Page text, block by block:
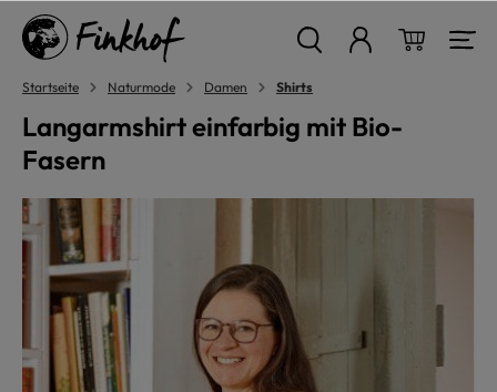
springen
Startseite Naturmode Damen Shirts
Langarmshirt einfarbig mit Bio-
Fasern
Bildergalerie überspringen